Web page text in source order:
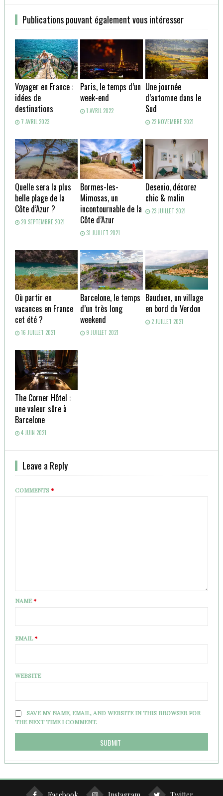
Publications pouvant également vous intéresser
Voyager en France :
idées de
destinations
7 AVRIL 2023
Paris, le temps d’un
week-end
1 AVRIL 2022
Une journée
d’automne dans le
Sud
22 NOVEMBRE 2021
Quelle sera la plus
belle plage de la
Côte d’Azur ?
20 SEPTEMBRE 2021
Bormes-les-
Mimosas, un
incontournable de la
Côte d’Azur
31 JUILLET 2021
Desenio, décorez
chic & malin
23 JUILLET 2021
Où partir en
vacances en France
cet été ?
16 JUILLET 2021
Barcelone, le temps
d’un très long
weekend
9 JUILLET 2021
Bauduen, un village
en bord du Verdon
2 JUILLET 2021
The Corner Hôtel :
une valeur sûre à
Barcelone
4 JUIN 2021
Leave a Reply
COMMENTS*
NAME*
EMAIL*
WEBSITE
SAVE MY NAME, EMAIL, AND WEBSITE IN THIS BROWSER FOR
THE NEXT TIME I COMMENT.